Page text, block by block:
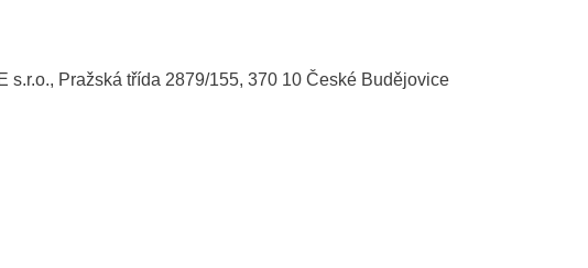
s.r.o., Pražská třída 2879/155, 370 10 České Budějovice